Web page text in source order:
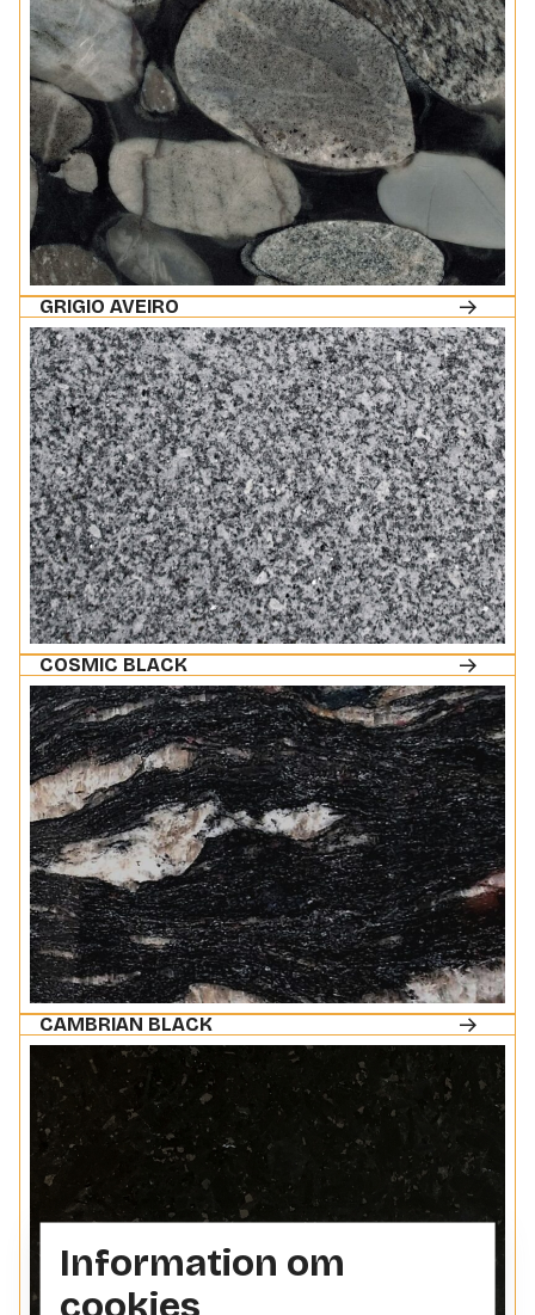
GRIGIO AVEIRO
COSMIC BLACK
CAMBRIAN BLACK
Information om
cookies